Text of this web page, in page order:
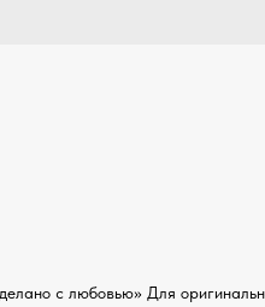
с любовью» Для